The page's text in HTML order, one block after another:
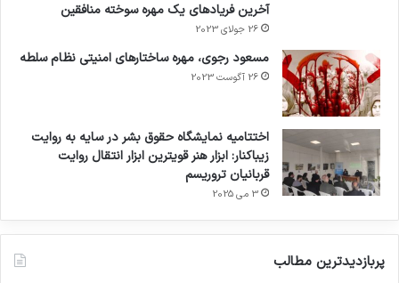
آخرین فریادهای یک مهره سوخته منافقین
26 جولای 2023
مسعود رجوی، مهره ساختارهای امنیتی نظام سلطه
26 آگوست 2023
اختتامیه نمایشگاه حقوق بشر در سایه به روایت
زیباکنار: ابزار هنر قویترین ابزار انتقال روایت
قربانیان تروریسم
3 می 2025
پربازدیدترین مطالب